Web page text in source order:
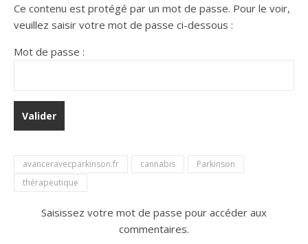
Ce contenu est protégé par un mot de passe. Pour le voir,
veuillez saisir votre mot de passe ci-dessous :
Mot de passe :
avanceravecparkinson.fr cannabis
Parkinson
thérapeutique
Saisissez votre mot de passe pour accéder aux
commentaires.